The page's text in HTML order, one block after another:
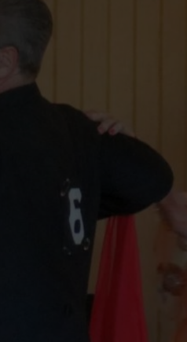
Barsinghausen e.V.
41
Barsinghausen
info@tsv-barsinghausen.de